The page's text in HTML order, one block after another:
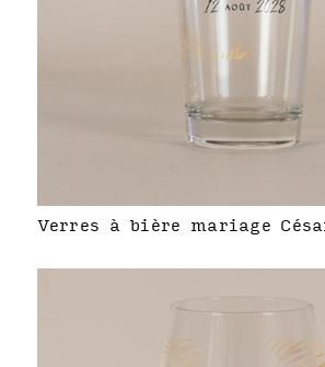
Verres à bière mariage